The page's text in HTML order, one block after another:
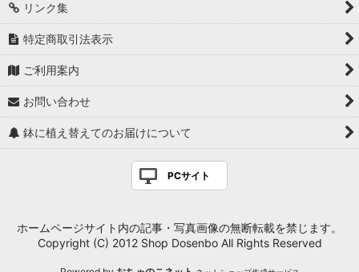
リンク集
特定商取引法表示
ご利用案内
お問い合わせ
鉢に植え替えてのお届けについて
PCサイト
ホームページサイト内の記事・写真画像の無断転載を禁じます。
Copyright (C) 2012 Shop Dosenbo All Rights Reserved